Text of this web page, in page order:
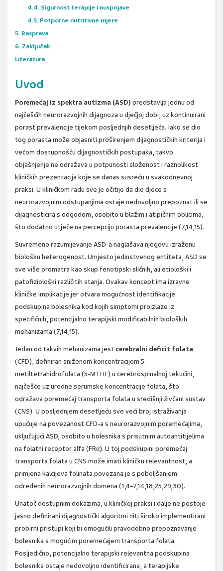
4.4. Sigurnost terapije i nuspojave
4.5. Potporne nutritivne mjere
5. Rasprava
6. Zaključak
Literatura
Uvod
Poremećaj iz spektra autizma (ASD) predstavlja jednu od
najčešćih neurorazvojnih dijagnoza u dječjoj dobi, uz kontinuirani
porast prevalencije tijekom posljednjih desetljeća. Iako se dio
tog porasta može objasniti proširenjem dijagnostičkih kriterija i
većom dostupnošću dijagnostičkih postupaka, takvo
objašnjenje ne odražava u potpunosti složenost i raznolikost
kliničkih prezentacija koje se danas susreću u svakodnevnoj
praksi. U kliničkom radu sve je očitije da dio djece s
neurorazvojnim odstupanjima ostaje nedovoljno prepoznat ili se
dijagnosticira s odgodom, osobito u blažim i atipičnim oblicima,
što dodatno utječe na percepciju porasta prevalencije (7,14,15).
Suvremeno razumijevanje ASD-a naglašava njegovu izraženu
biološku heterogenost. Umjesto jedinstvenog entiteta, ASD se
sve više promatra kao skup fenotipski sličnih, ali etiološki i
patofiziološki različitih stanja. Ovakav koncept ima izravne
kliničke implikacije jer otvara mogućnost identifikacije
podskupina bolesnika kod kojih simptomi proizlaze iz
specifičnih, potencijalno terapijski modificabilnih bioloških
mehanizama (7,14,15).
Jedan od takvih mehanizama jest cerebralni deficit folata
(CFD), definiran sniženom koncentracijom 5-
metiltetrahidrofolata (5-MTHF) u cerebrospinalnoj tekućini,
najčešće uz uredne serumske koncentracije folata, što
odražava poremećaj transporta folata u središnji živčani sustav
(CNS). U posljednjem desetljeću sve veći broj istraživanja
upućuje na povezanost CFD-a s neurorazvojnim poremećajima,
uključujući ASD, osobito u bolesnika s prisutnim autoantitijelima
na folatni receptor alfa (FRα). U toj podskupini poremećaj
transporta folata u CNS može imati kliničku relevantnost, a
primjena kalcijeva folinata povezana je s poboljšanjem
određenih neurorazvojnih domena (1,4–7,14,18,25,29,30).
Unatoč dostupnim dokazima, u kliničkoj praksi i dalje ne postoje
jasno definirani dijagnostički algoritmi niti široko implementirani
probirni pristupi koji bi omogućili pravodobno prepoznavanje
bolesnika s mogućim poremećajem transporta folata.
Posljedično, potencijalno terapijski relevantna podskupina
bolesnika ostaje nedovoljno identificirana, a terapijske